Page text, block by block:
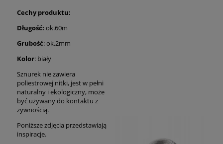
Cechy produktu:
Długość: ok.60m
Grubość: ok.2mm
Kolor: biały
Sznurek nie zawiera
poliestrowej nitki, jest w pełni
naturalny i ekologiczny, może
być używany do kontaktu z
żywnością.
Poniższe zdjęcia przedstawiają
inspiracje.